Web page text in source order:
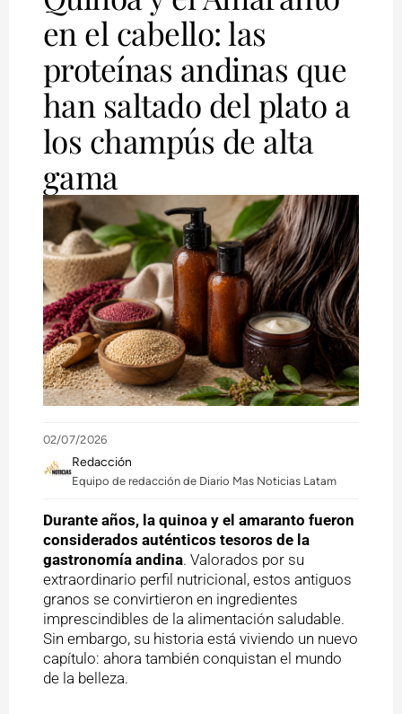
en el cabello: las
proteínas andinas que
han saltado del plato a
los champús de alta
gama
02/07/2026
Redacción
Equipo de redacción de Diario Mas Noticias Latam
Durante años, la quinoa y el amaranto fueron
considerados auténticos tesoros de la
gastronomía andina. Valorados por su
extraordinario perfil nutricional, estos antiguos
granos se convirtieron en ingredientes
imprescindibles de la alimentación saludable.
Sin embargo, su historia está viviendo un nuevo
capítulo: ahora también conquistan el mundo
de la belleza.